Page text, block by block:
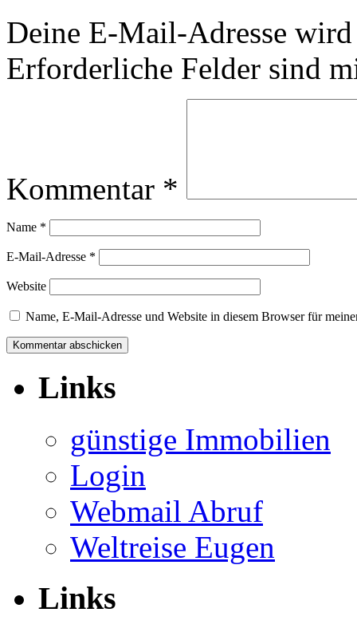
Deine E-Mail-Adresse
Erforderliche Felder sind
Kommentar *
Name *
E-Mail-Adresse *
Website
Name, E-Mail-Adresse und Website in diesem Browser für
Links
günstige Immobilien
Login
Webmail Abruf
Weltreise Eugen
Links